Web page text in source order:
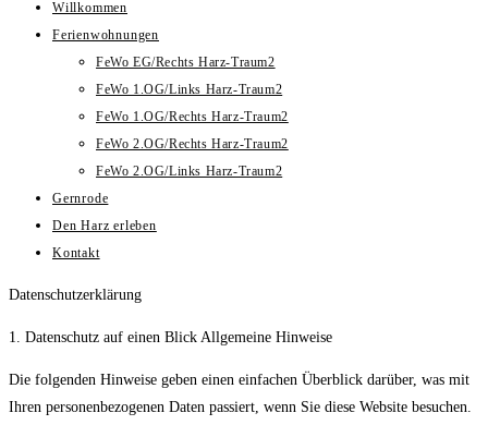
Willkommen
Ferienwohnungen
FeWo EG/Rechts Harz-Traum2
FeWo 1.OG/Links Harz-Traum2
FeWo 1.OG/Rechts Harz-Traum2
FeWo 2.OG/Rechts Harz-Traum2
FeWo 2.OG/Links Harz-Traum2
Gernrode
Den Harz erleben
Kontakt
Datenschutzerklärung
1. Datenschutz auf einen Blick Allgemeine Hinweise
Die folgenden Hinweise geben einen einfachen Überblick darüber, was mit
Ihren personenbezogenen Daten passiert, wenn Sie diese Website besuchen.